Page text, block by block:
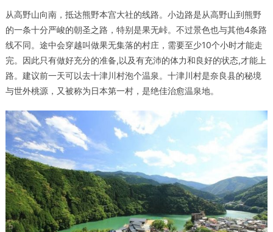
从高野山向南，抵达熊野本宫大社的线路。小边路是从高野山到熊野
的一条十分严峻的朝圣之路，特别是果无峠。不过景色也与其他4条路
线不同。途中会穿越叫做果无集落的村庄，需要至少10个小时才能走
完。因此只有做好充分的准备,以及有充沛的体力和良好的状态,才能上
路。建议前一天可以去十津川村泡个温泉。十津川村是奈良县的秘境
与世外桃源，又被称为日本第一村，是绝佳治愈温泉地。